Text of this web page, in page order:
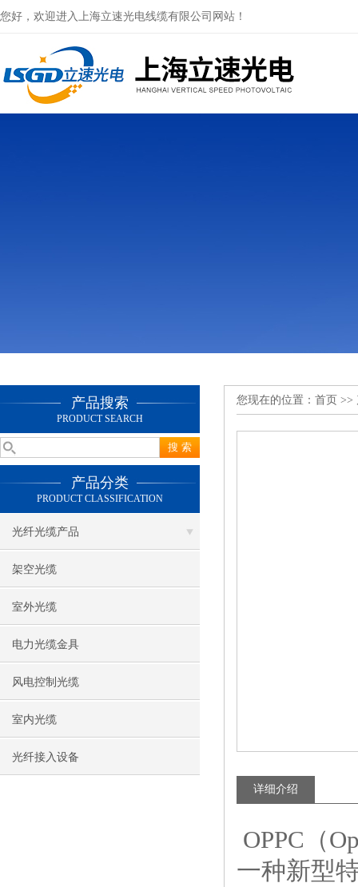
您好，欢迎进入上海立速光电线缆有限公司网站！
产品搜索
PRODUCT SEARCH
产品分类
PRODUCT CLASSIFICATION
光纤光缆产品
架空光缆
室外光缆
电力光缆金具
风电控制光缆
室内光缆
光纤接入设备
您现在的位置： 首页 >>
详细介绍
OPPC（
一种新型